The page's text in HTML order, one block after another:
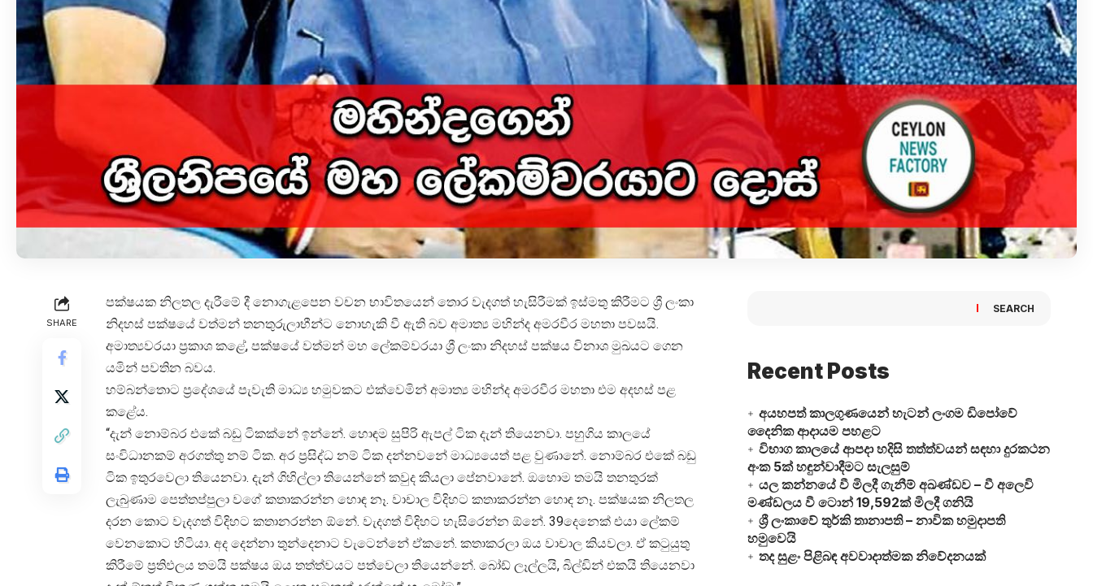
SHARE
පක්ෂයක නිලතල දැරීමේ දී නොගැළපෙන වචන භාවිතයෙන් තොර වැදගත් හැසිරීමක් ඉස්මතු කිරීමට ශ්‍රී ලංකා
නිදහස් පක්ෂයේ වත්මන් තනතුරුලාභීන්ට නොහැකි වී ඇති බව අමාත්‍ය මහින්ද අමරවීර මහතා පවසයි.
අමාත්‍යවරයා ප්‍රකාශ කළේ, පක්ෂයේ වත්මන් මහ ලේකම්වරයා ශ්‍රී ලංකා නිදහස් පක්ෂය විනාශ මුඛයට ගෙන
යමින් පවතින බවය.
හම්බන්තොට ප්‍රදේශයේ පැවැති මාධ්‍ය හමුවකට එක්වෙමින් අමාත්‍ය මහින්ද අමරවීර මහතා එම අදහස් පළ
කළේය.
“දැන් නොම්බර එකේ බඩු ටිකක්නේ ඉන්නේ. හොඳම සුපිරි ඇපල් ටික දැන් තියෙනවා. පහුගිය කාලයේ
සංවිධානකම් අරගත්තු නම් ටික. අර ප්‍රසිද්ධ නම් ටික දන්නවනේ මාධ්‍යයෙත් පළ වුණානේ. නොම්බර එකේ බඩු
ටික ඉතුරවෙලා තියෙනවා. දැන් ගිහිල්ලා තියෙන්නේ කවුද කියලා පේනවානේ. ඔහොම තමයි තනතුරක්
ලැබුණාම පෙත්තප්පුලා වගේ කතාකරන්න හොඳ නෑ. වාචාල විදිහට කතාකරන්න හොඳ නෑ. පක්ෂයක නිලතල
දරන කොට වැදගත් විදිහට කතානරන්න ඕනේ. වැදගත් විදිහට හැසිරෙන්න ඕනේ. 39දෙනෙක් එයා ලේකම්
වෙනකොට හිටියා. අද දෙන්නා තුන්දෙනාට වැටෙන්නේ ඒකනේ. කතාකරලා ඔය වාචාල කියවලා. ඒ කටුයුතු
කිරීමේ ප්‍රතිඵලය තමයි පක්ෂය ඔය තත්ත්වයට පත්වෙලා තියෙන්නේ. බෝඩ් ලෑල්ලයි, බිල්ඩින් එකයි තියෙනවා
SEARCH
Recent Posts
අයහපත් කාලගුණයෙන් හැටන් ලංගම ඩිපෝවේ
දෛනික ආදායම පහළට
විභාග කාලයේ ආපදා හදිසි තත්ත්වයන් සඳහා දුරකථන
අංක 5ක් හඳුන්වාදීමට සැලසුම්
යල කන්නයේ වී මිලදී ගැනීම් අඛණ්ඩව – වී අලෙවි
මණ්ඩලය වී ටොන් 19,592ක් මිලදී ගනියි
ශ්‍රී ලංකාවේ තුර්කි තානාපති – නාවික හමුදාපති
හමුවෙයි
තද සුළං පිළිබඳ අවවාදාත්මක නිවේදනයක්